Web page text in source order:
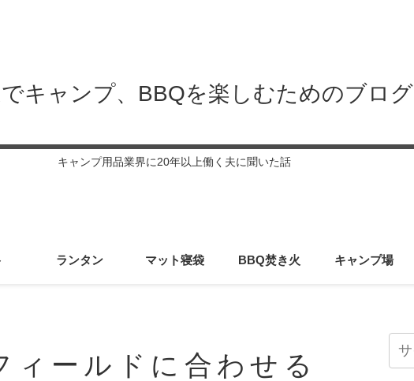
キャンプ、BBQを楽しむためのブログ
キャンプ用品業界に20年以上働く夫に聞いた話
ランタン マット寝袋 BBQ焚き火 キャンプ場
ィールドに合わせる